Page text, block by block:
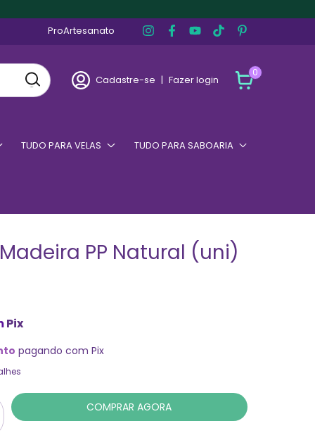
ProArtesanato
Cadastre-se | Fazer login
0
TUDO PARA VELAS TUDO PARA SABOARIA
PP Natural (uni)
Pix
pagando com Pix